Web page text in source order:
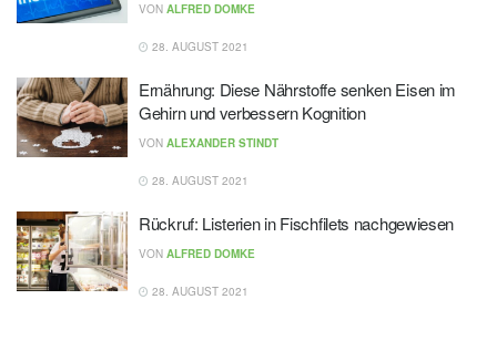
VON ALFRED DOMKE
28. AUGUST 2021
Ernährung: Diese Nährstoffe senken Eisen im
Gehirn und verbessern Kognition
VON ALEXANDER STINDT
28. AUGUST 2021
Rückruf: Listerien in Fischfilets nachgewiesen
VON ALFRED DOMKE
28. AUGUST 2021